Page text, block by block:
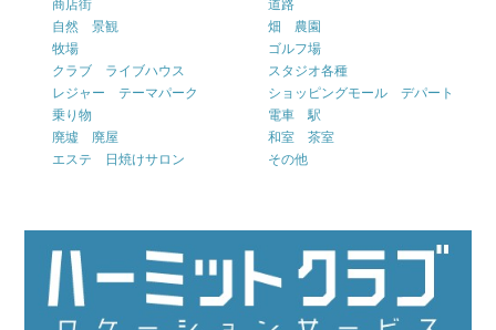
商店街
道路
自然 景観
畑 農園
牧場
ゴルフ場
クラブ ライブハウス
スタジオ各種
レジャー テーマパーク
ショッピングモール デパート
乗り物
電車 駅
廃墟 廃屋
和室 茶室
エステ 日焼けサロン
その他